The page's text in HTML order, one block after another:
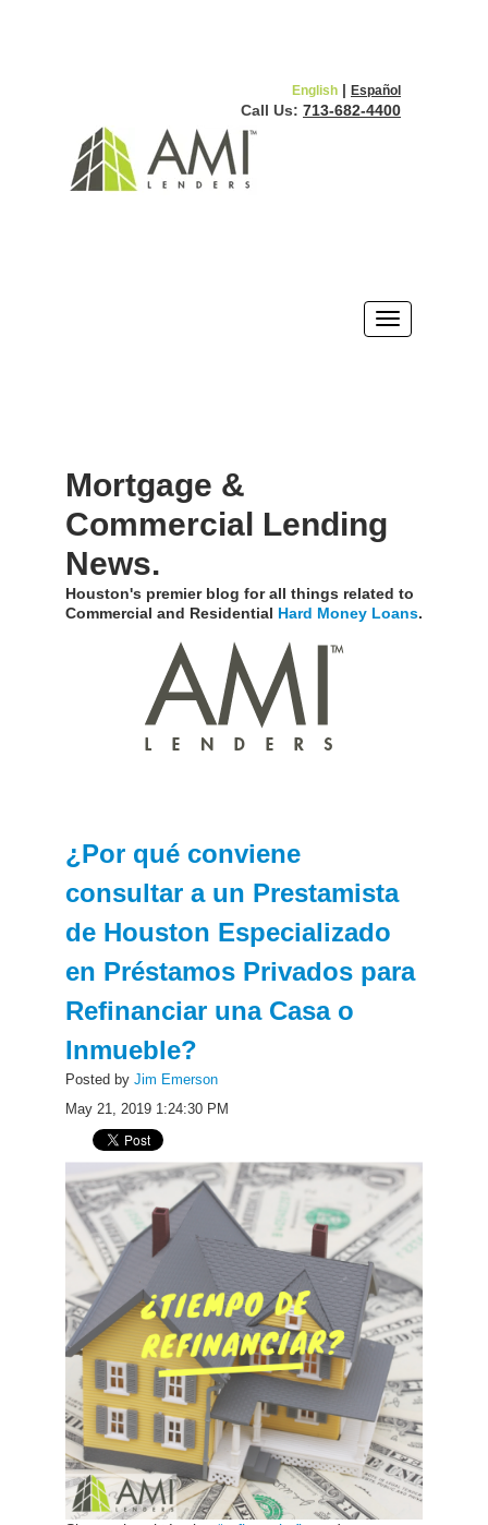
English | Español
Call Us: 713-682-4400
Mortgage &
Commercial Lending
News.
Houston's premier blog for all things related to
Commercial and Residential Hard Money Loans.
¿Por qué conviene
consultar a un Prestamista
de Houston Especializado
en Préstamos Privados para
Refinanciar una Casa o
Inmueble?
Posted by Jim Emerson
May 21, 2019 1:24:30 PM